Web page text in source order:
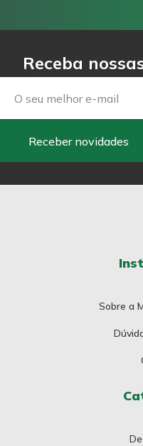
Receba
Email
Receber novidades
Sobre a